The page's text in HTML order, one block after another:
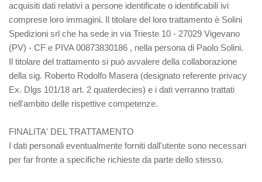
acquisiti dati relativi a persone identificate o identificabili ivi
comprese loro immagini. Il titolare del loro trattamento è Solini
Spedizioni srl che ha sede in via Trieste 10 - 27029 Vigevano
(PV) - CF e PIVA 00873830186 , nella persona di Paolo Solini.
Il titolare del trattamento si può avvalere della collaborazione
della sig. Roberto Rodolfo Masera (designato referente privacy
Ex. Dlgs 101/18 art. 2 quaterdecies) e i dati verranno trattati
nell'ambito delle rispettive competenze.
FINALITA' DEL TRATTAMENTO
I dati personali eventualmente forniti dall'utente sono necessari
per far fronte a specifiche richieste da parte dello stesso.